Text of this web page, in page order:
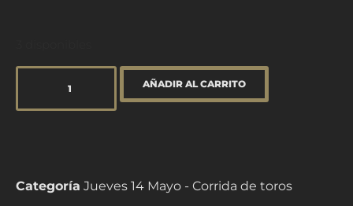
AÑADIR AL CARRITO
Categoría Jueves 14 Mayo - Corrida de toros